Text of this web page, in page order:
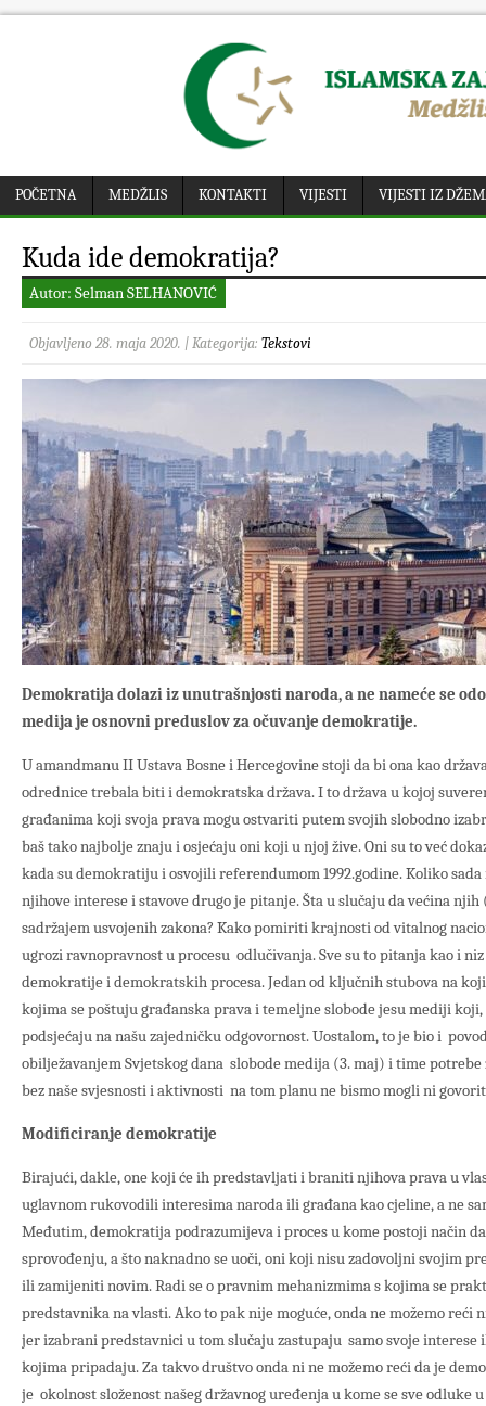
POČETNA MEDŽLIS KONTAKTI VIJESTI VIJESTI IZ
Kuda ide demokratija?
Autor: Selman SELHANOVIĆ
Objavljeno 28. maja 2020. | Kategorija: Tekstovi
Demokratija dolazi iz unutrašnjosti naroda, a ne nameće se
medija je osnovni preduslov za očuvanje demokratije.
U amandmanu II Ustava Bosne i Hercegovine stoji da bi ona kao
odrednice trebala biti i demokratska država. I to država u kojoj
građanima koji svoja prava mogu ostvariti putem svojih slobodno
baš tako najbolje znaju i osjećaju oni koji u njoj žive. Oni su to već
kada su demokratiju i osvojili referendumom 1992.godine. Koliko
njihove interese i stavove drugo je pitanje. Šta u slučaju da većina njih
sadržajem usvojenih zakona? Kako pomiriti krajnosti od vitalnog
ugrozi ravnopravnost u procesu odlučivanja. Sve su to pitanja kao i
demokratije i demokratskih procesa. Jedan od ključnih stubova na
kojima se poštuju građanska prava i temeljne slobode jesu mediji
podsjećaju na našu zajedničku odgovornost. Uostalom, to je bio i
obilježavanjem Svjetskog dana slobode medija (3. maj) i time
bez naše svjesnosti i aktivnosti na tom planu ne bismo mogli ni
Modificiranje demokratije
Birajući, dakle, one koji će ih predstavljati i braniti njihova prava u
uglavnom rukovodili interesima naroda ili građana kao cjeline, a ne
Međutim, demokratija podrazumijeva i proces u kome postoji način
sprovođenju, a što naknadno se uoči, oni koji nisu zadovoljni svojim
ili zamijeniti novim. Radi se o pravnim mehanizmima s kojima se
predstavnika na vlasti. Ako to pak nije moguće, onda ne možemo reći
jer izabrani predstavnici u tom slučaju zastupaju samo svoje
kojima pripadaju. Za takvo društvo onda ni ne možemo reći da je
je okolnost složenost našeg državnog uređenja u kome se sve odluke